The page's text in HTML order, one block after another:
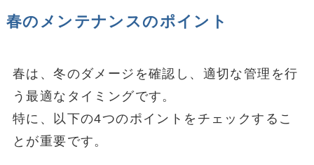
春のメンテナンスのポイント
春は、冬のダメージを確認し、適切な管理を行
う最適なタイミングです。
特に、以下の4つのポイントをチェックするこ
とが重要です。